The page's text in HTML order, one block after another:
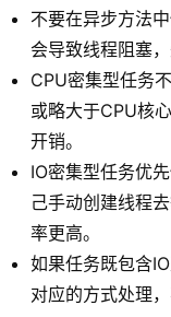
不要在异步方法
会导致线程阻塞
CPU密集型任务
或略大于CPU核
开销。
IO密集型任务优
己手动创建线程
率更高。
如果任务既包含
对应的方式处理，